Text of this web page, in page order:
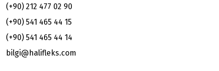
(+90) 212 477 02 90
(+90) 541 465 44 15
(+90) 541 465 44 14
bilgi@halifleks.com